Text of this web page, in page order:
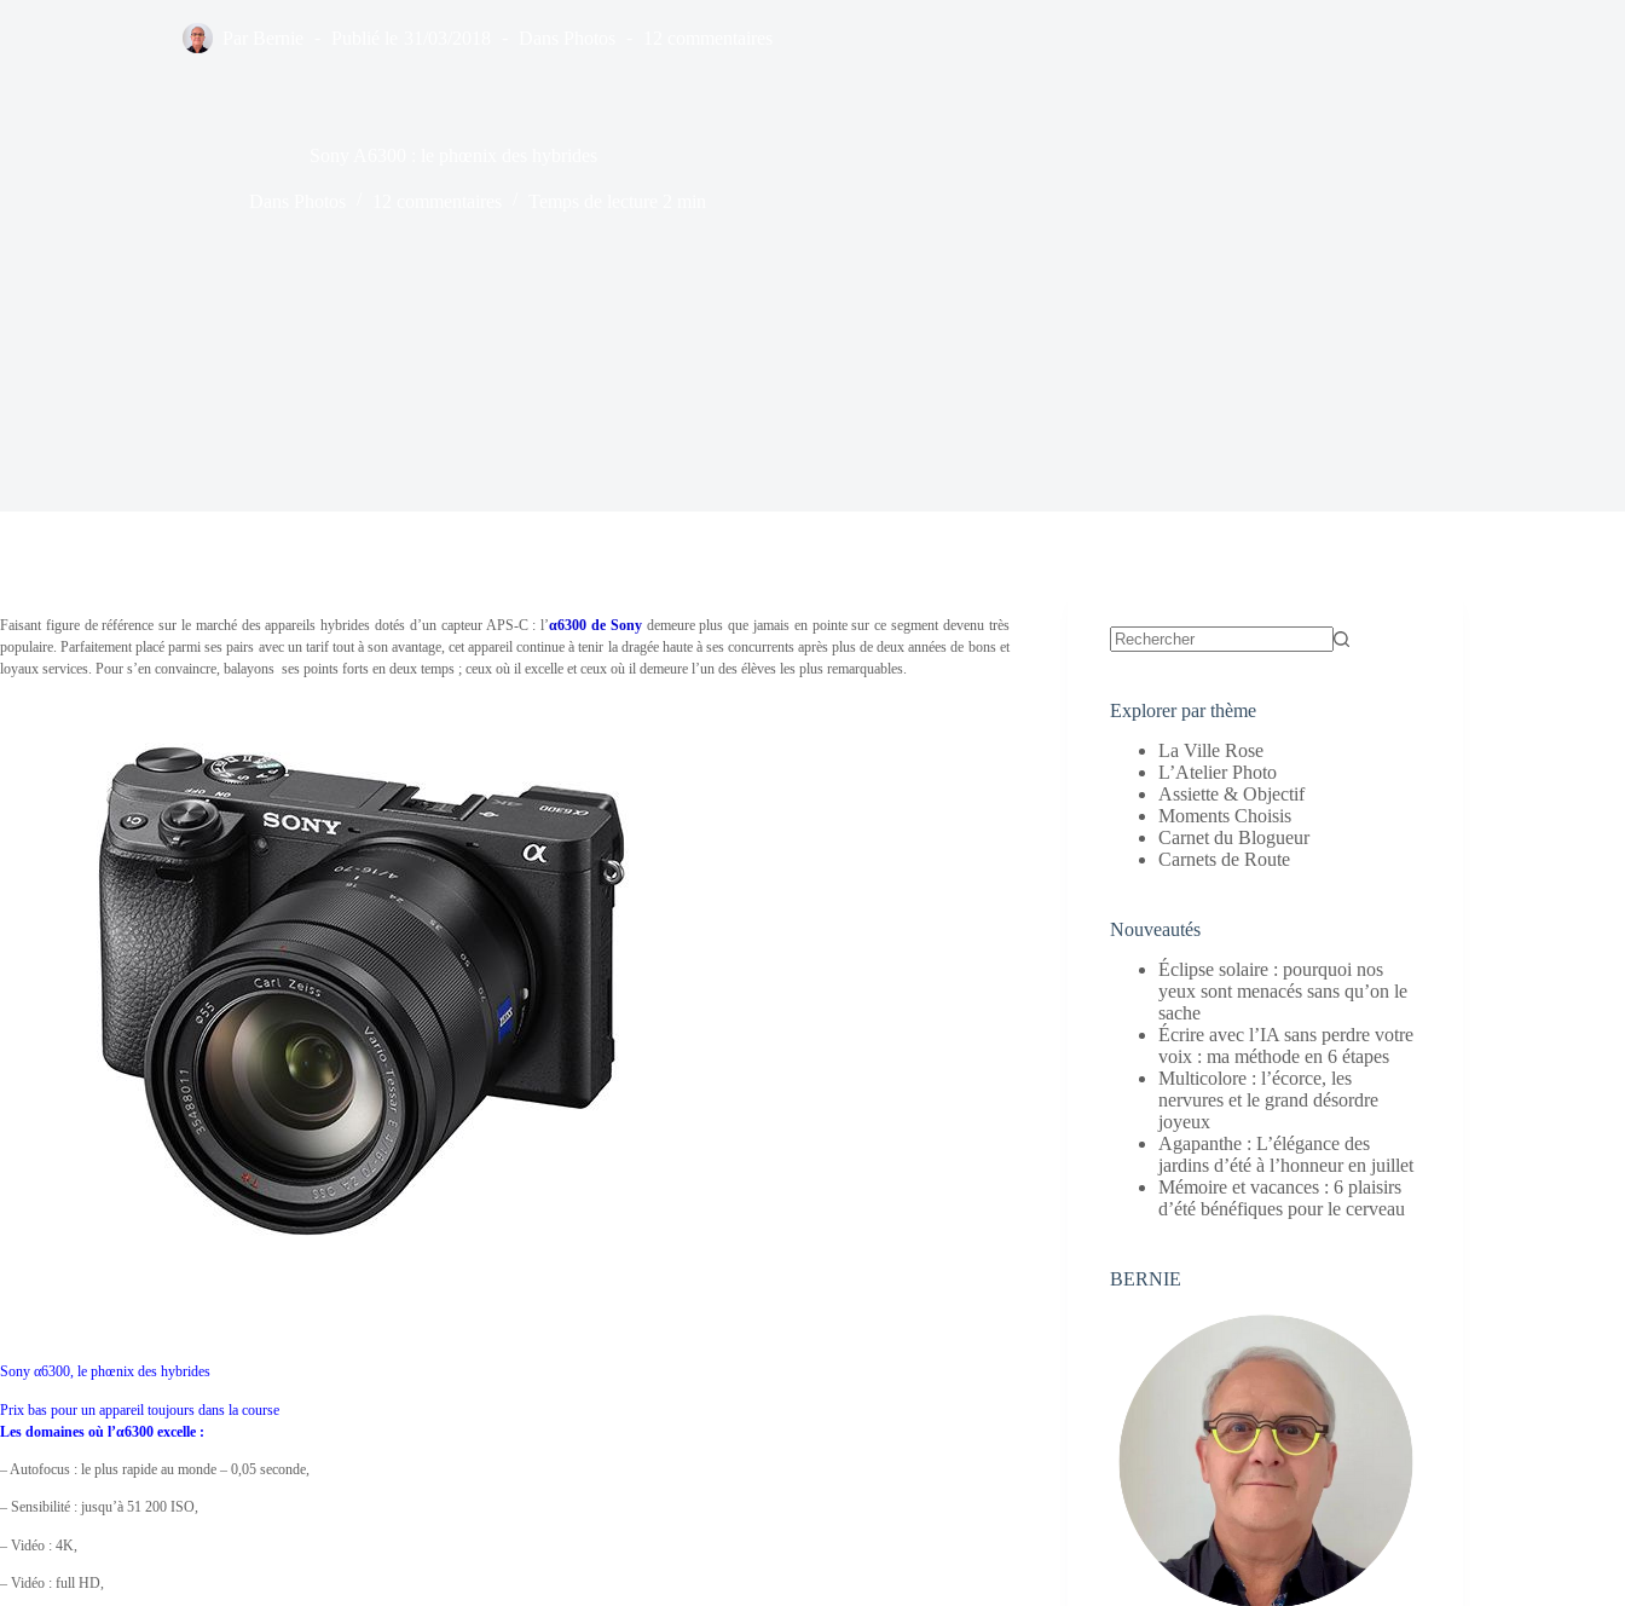
Faisant figure de référence sur le marché des appareils hybrides dotés d’un capteur APS-C : l’α6300 de Sonydemeure plus que jamais en pointe sur ce segment devenu très
populaire. Parfaitement placé parmi ses pairs avec un tarif tout à son avantage, cet appareil continue à tenir la dragée haute à ses concurrents après plus de deux années de bons et
loyaux services. Pour s’en convaincre, balayons ses points forts en deux temps ; ceux où il excelle et ceux où il demeure l’un des élèves les plus remarquables.
Sony α6300, le phœnix des hybrides
Prix bas pour un appareil toujours dans la course
Les domaines où l’α6300 excelle :
– Autofocus : le plus rapide au monde – 0,05 seconde,
– Sensibilité : jusqu’à 51 200 ISO,
– Vidéo : 4K,
– Vidéo : full HD,
Explorer par thème
La Ville Rose
L’Atelier Photo
Assiette & Objectif
Moments Choisis
Carnet du Blogueur
Carnets de Route
Nouveautés
Éclipse solaire : pourquoi nos
yeux sont menacés sans qu’on le
sache
Écrire avec l’IA sans perdre votre
voix : ma méthode en 6 étapes
Multicolore : l’écorce, les
nervures et le grand désordre
joyeux
Agapanthe : L’élégance des
jardins d’été à l’honneur en juillet
Mémoire et vacances : 6 plaisirs
d’été bénéfiques pour le cerveau
BERNIE